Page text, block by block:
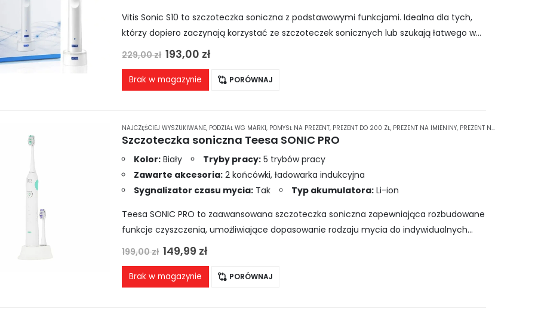
Vitis Sonic S10 to szczoteczka soniczna z podstawowymi funkcjami. Idealna dla tych,
którzy dopiero zaczynają korzystać ze szczoteczek sonicznych lub szukają łatwego w
obsłudze urządzenia do codziennej higieny jamy ustnej….
229,00zł Pierwotna
cena
wynosiła:
229,00 zł.
193,00 złAktualna
wynosi:
193,00 zł.
Brak w magazynie PORÓWNAJ
NAJCZĘŚCIEJ WYSZUKIWANE, PODZIAŁ WG MARKI, POMYSŁ NA PREZENT, PREZENT DO 200 ZŁ, PREZENT NA IMIENINY, PREZENT NA MIKOŁAJKI
Szczoteczka soniczna Teesa SONIC PRO
Kolor: Biały Tryby pracy: 5 trybów pracy
Zawarte akcesoria: 2 końcówki, ładowarka indukcyjna
Sygnalizator czasu mycia: Tak Typ akumulatora: Li-ion
Teesa SONIC PRO to zaawansowana szczoteczka soniczna zapewniająca rozbudowane
funkcje czyszczenia, umożliwiające dopasowanie rodzaju mycia do indywidualnych
potrzeb. Urządzenie oferuje aż 5 trybów pracy: tradycyjne czyszczenie, wybielanie,
199,00zł Pierwotna
cena
wynosiła:
199,00 zł.
149,99 złAktualna
wynosi:
149,99 zł.
Brak w magazynie PORÓWNAJ